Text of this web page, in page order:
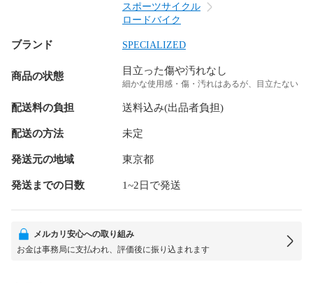
スポーツサイクル
ロードバイク
ブランド SPECIALIZED
商品の状態 目立った傷や汚れなし
細かな使用感・傷・汚れはあるが、目立たない
配送料の負担 送料込み(出品者負担)
配送の方法 未定
発送元の地域 東京都
発送までの日数 1~2日で発送
メルカリ安心への取り組み
お金は事務局に支払われ、評価後に振り込まれます